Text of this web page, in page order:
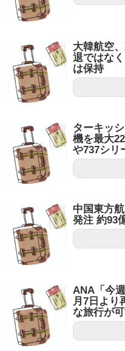
大韓航空
退ではな
は保持
ターキッ
機を最大
や737シリ
中国東方
発注 約93
ANA「今
月7日より
な旅行が